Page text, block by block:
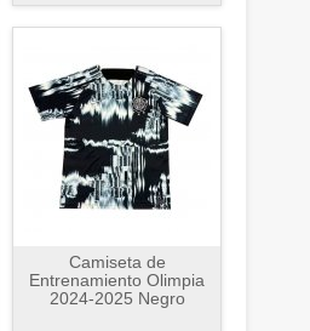
Camiseta de
Entrenamiento Olimpia
2024-2025 Negro